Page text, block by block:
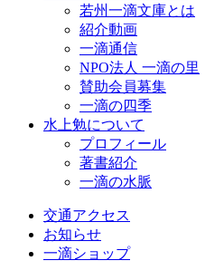
若州一滴文庫とは
紹介動画
一滴通信
NPO法人 一滴の里
賛助会員募集
一滴の四季
水上勉について
プロフィール
著書紹介
一滴の水脈
交通アクセス
お知らせ
一滴ショップ